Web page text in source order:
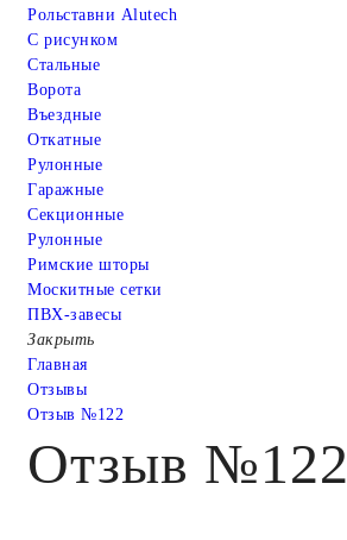
Рольставни Alutech
С рисунком
Стальные
Ворота
Въездные
Откатные
Рулонные
Гаражные
Cекционные
Рулонные
Римские шторы
Москитные сетки
ПВХ-завесы
Закрыть
Главная
Отзывы
Отзыв №122
Отзыв №122